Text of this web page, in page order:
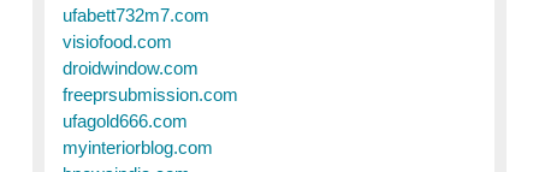
ufabett732m7.com
visiofood.com
droidwindow.com
freeprsubmission.com
ufagold666.com
myinteriorblog.com